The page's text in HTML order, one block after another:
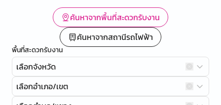
ค้นหาจากพื้นที่สะดวกรับงาน
ค้นหาจากสถานีรถไฟฟ้า
พื้นที่สะดวกรับงาน
เลือกจังหวัด
เลือกอำเภอ/เขต